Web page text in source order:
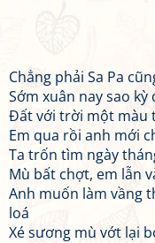
Chẳng phải Sa Pa
Sớm xuân nay sao kỳ
Đất với trời một màu
Em qua rồi anh mới
Ta trốn tìm ngày
Mù bất chợt, em lẫn
Anh muốn làm vầng
loá
Xé sương mù vớt lại